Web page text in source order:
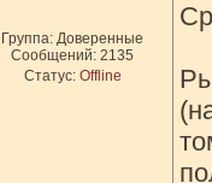
Группа: Доверенные
Сообщений: 2135
Статус: Offline